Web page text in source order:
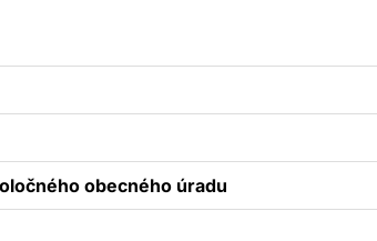
obecného úradu